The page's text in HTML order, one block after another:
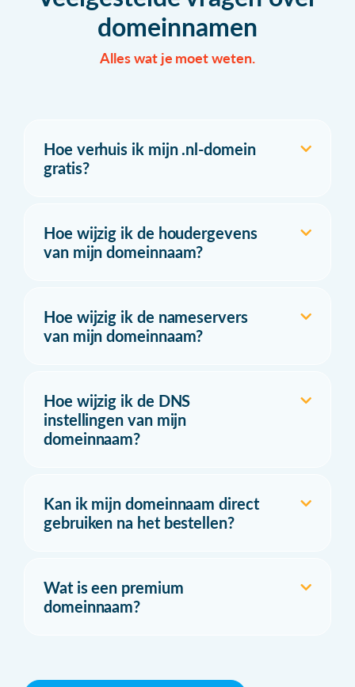
domeinnamen
Alles wat je moet weten.
Hoe verhuis ik mijn .nl-domein
gratis?
Hoe wijzig ik de houdergevens
van mijn domeinnaam?
Hoe wijzig ik de nameservers
van mijn domeinnaam?
Hoe wijzig ik de DNS
instellingen van mijn
domeinnaam?
Kan ik mijn domeinnaam direct
gebruiken na het bestellen?
Wat is een premium
domeinnaam?